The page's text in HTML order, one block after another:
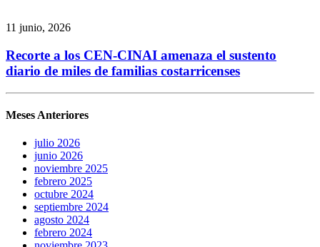
11 junio, 2026
Recorte a los CEN-CINAI amenaza el sustento
diario de miles de familias costarricenses
Meses Anteriores
julio 2026
junio 2026
noviembre 2025
febrero 2025
octubre 2024
septiembre 2024
agosto 2024
febrero 2024